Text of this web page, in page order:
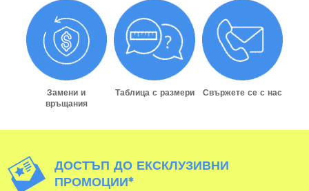
Замени и
връщания
Таблица с размери Свържете се с нас
ДОСТЪП ДО ЕКСКЛУЗИВНИ
ПРОМОЦИИ*